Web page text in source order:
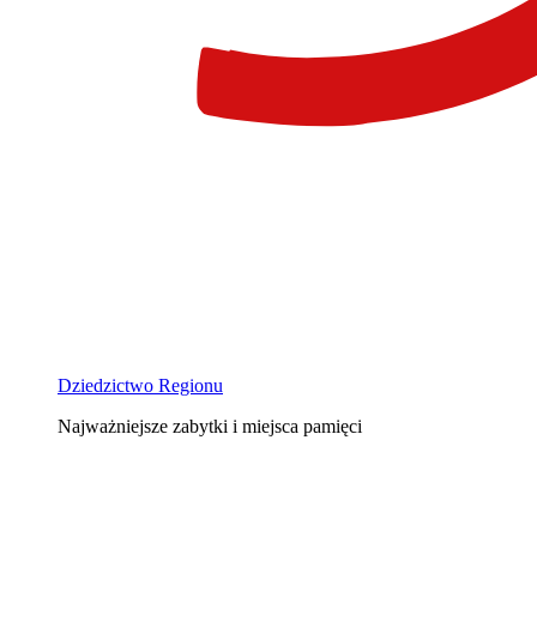
Dziedzictwo Regionu
Najważniejsze zabytki i miejsca pamięci